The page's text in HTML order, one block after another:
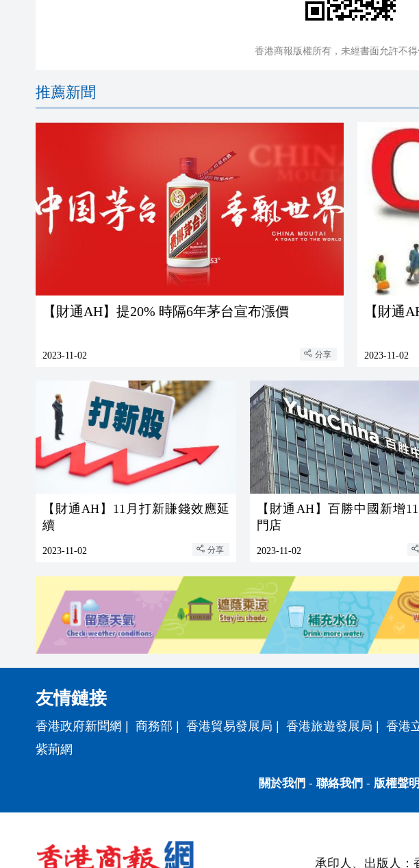
香港商報版權所有，未經書面允許不得
推薦新聞
【財通AH】提20% 時隔6年茅台宣布漲價
2023-11-02 分享
【財通
2023-11-02
【財通AH】11月打新賺錢效應延
續
2023-11-02 分享
【財通AH】百勝中國新增
門店
2023-11-02
友情鏈接
香港政府新聞網 商務部 香港貿易發展局 香港旅遊發展局 香港
紫荊網
關於我們 - 聯絡我們 - 版權聲明
承印人、出版人：